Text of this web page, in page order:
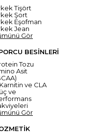
Tişört
Şort
Eşofman
Jean
Gör
BESİNLERİ
Tozu
Asit
ve CLA
ve
Gör